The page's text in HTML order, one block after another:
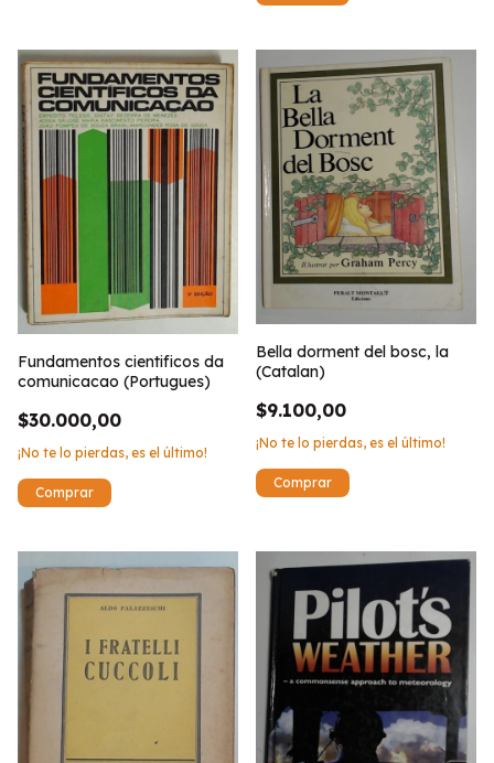
Fundamentos cientificos da
comunicacao (Portugues)
$30.000,00
¡No te lo pierdas, es el último!
Bella dorment del bosc, la
(Catalan)
$9.100,00
¡No te lo pierdas, es el último!